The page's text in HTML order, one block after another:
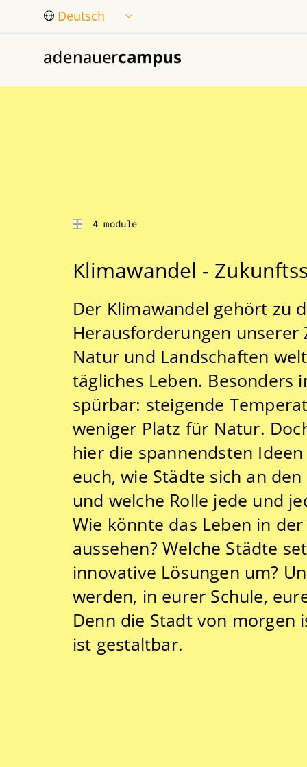
Zum Hauptinhalt springen
4 module
Klimawandel -
Der Klimawandel gehört zu
Herausforderungen
Natur und Landschaften
tägliches Leben. Besonders
spürbar: steigende
weniger Platz für Natur.
hier die spannendsten
euch, wie Städte sich an
und welche Rolle jede und
Wie könnte das Leben in
aussehen? Welche Städte
innovative Lösungen um?
werden, in eurer Schule,
Denn die Stadt von morgen
ist gestaltbar.